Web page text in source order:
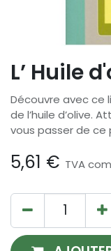
L’ Huile
Découvre avec ce
de l’huile d’olive.
vous passer de ce
5,61 € TVA